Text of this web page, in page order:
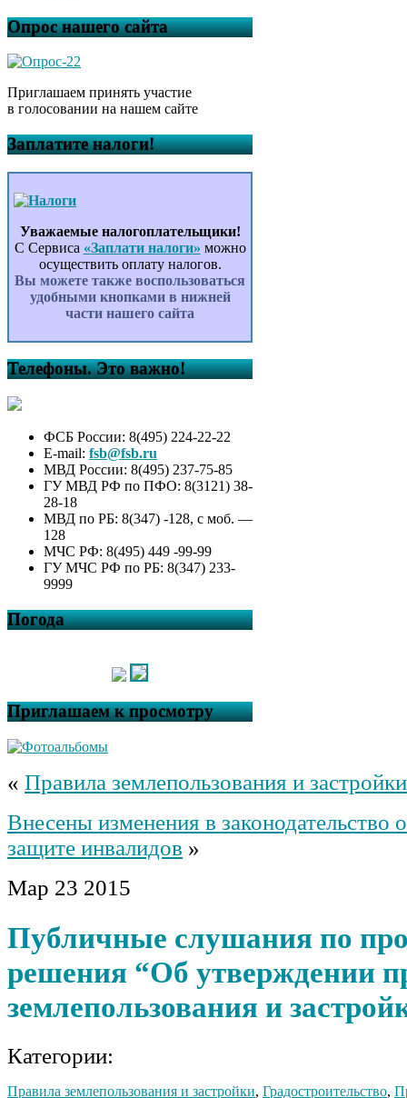
Опрос нашего сайта
Приглашаем принять участие
в голосовании на нашем сайте
Заплатите налоги!
Уважаемые налогоплательщики!
С Сервиса «Заплати налоги» можно
осуществить оплату налогов.
Вы можете также воспользоваться
удобными кнопками в нижней
части нашего сайта
Телефоны. Это важно!
ФСБ России: 8(495) 224-22-22
E-mail: fsb@fsb.ru
МВД России: 8(495) 237-75-85
ГУ МВД РФ по ПФО: 8(3121) 38-
28-18
МВД по РБ: 8(347) -128, с моб. —
128
МЧС РФ: 8(495) 449 -99-99
ГУ МЧС РФ по РБ: 8(347) 233-
9999
Погода
Приглашаем к просмотру
« Правила землепользования и застройки
Внесены изменения в законодательство
защите инвалидов »
Мар 23 2015
Публичные слушания по
решения “Об утверждении
землепользования и
Категории:
Правила землепользования и застройки, Градостроительство,